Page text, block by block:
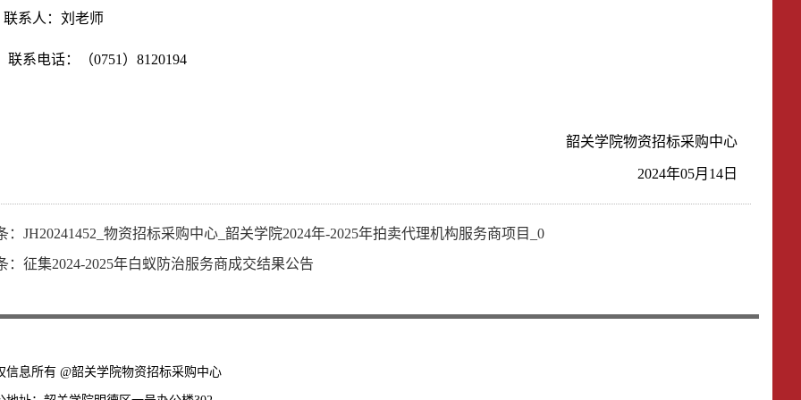
联系人： 刘 老师
联系电话：（0751）8120194
韶关学院物资招标采购中心
2024年05月 14日
： JH20241452_物资招标采购中心_韶关学院2024年-2025年拍卖代理机构服务商项目_0
： 征集2024-2025年白蚁防治服务商成交结果公告
信息所有 @韶关学院物资招标采购中心